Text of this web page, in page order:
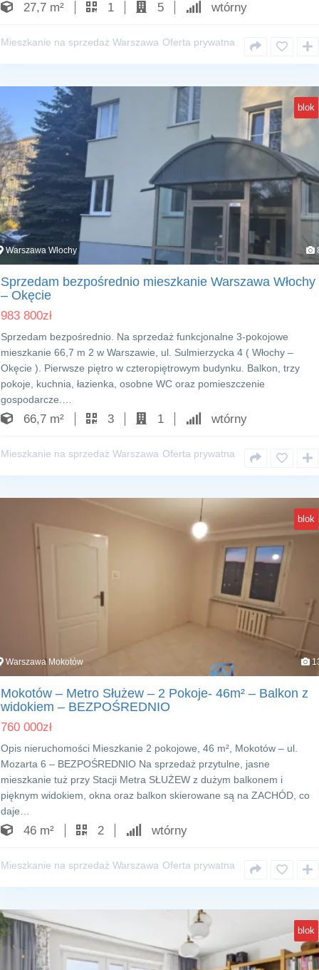
27,7 m² 1 5 wtórny
Mieszkanie na sprzedaż Warszawa Oferta prywatna
blok
Warszawa Włochy
Sprzedam bezpośrednio mieszkanie Warszawa Włochy
– Okęcie
983 800zł
Sprzedam bezpośrednio. Na sprzedaż funkcjonalne 3-pokojowe
mieszkanie 66,7 m 2 w Warszawie, ul. Sulmierzycka 4 ( Włochy –
Okęcie ). Pierwsze piętro w czteropiętrowym budynku. Balkon, trzy
pokoje, kuchnia, łazienka, osobne WC oraz pomieszczenie
gospodarcze.…
66,7 m² 3 1 wtórny
Mieszkanie na sprzedaż Warszawa Oferta prywatna
blok
Warszawa Mokotów
Mokotów – Metro Służew – 2 Pokoje- 46m² – Balkon z
widokiem – BEZPOŚREDNIO
760 000zł
Opis nieruchomości Mieszkanie 2 pokojowe, 46 m², Mokotów – ul.
Mozarta 6 – BEZPOŚREDNIO Na sprzedaż przytulne, jasne
mieszkanie tuż przy Stacji Metra SŁUŻEW z dużym balkonem i
pięknym widokiem, okna oraz balkon skierowane są na ZACHÓD, co
daje…
46 m² 2 wtórny
Mieszkanie na sprzedaż Warszawa Oferta prywatna
blok